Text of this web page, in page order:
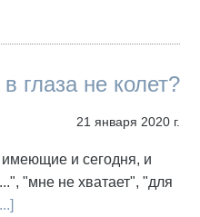
глаза не колет?
21 января 2020 г.
и сегодня, и
"мне не хватает", "для